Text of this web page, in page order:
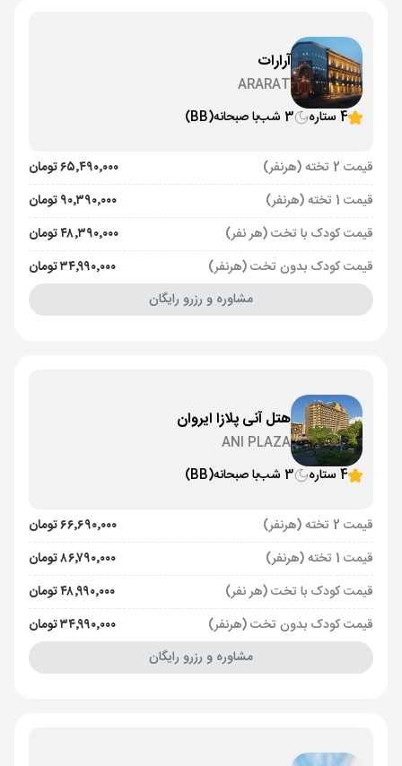
آرارات
ARARAT
4 ستاره
3 شب با صبحانه(BB)
قیمت 2 تخته (هرنفر)
۶۵٬۴۹۰٬۰۰۰ تومان
قیمت 1 تخته (هرنفر)
۹۰٬۳۹۰٬۰۰۰ تومان
قیمت کودک با تخت (هر نفر)
۴۸٬۳۹۰٬۰۰۰ تومان
قیمت کودک بدون تخت (هرنفر)
۳۴٬۹۹۰٬۰۰۰ تومان
مشاوره و رزرو رایگان
هتل آنی پلازا ایروان
ANI PLAZA
4 ستاره
3 شب با صبحانه(BB)
قیمت 2 تخته (هرنفر)
۶۶٬۶۹۰٬۰۰۰ تومان
قیمت 1 تخته (هرنفر)
۸۶٬۷۹۰٬۰۰۰ تومان
قیمت کودک با تخت (هر نفر)
۴۸٬۹۹۰٬۰۰۰ تومان
قیمت کودک بدون تخت (هرنفر)
۳۴٬۹۹۰٬۰۰۰ تومان
مشاوره و رزرو رایگان